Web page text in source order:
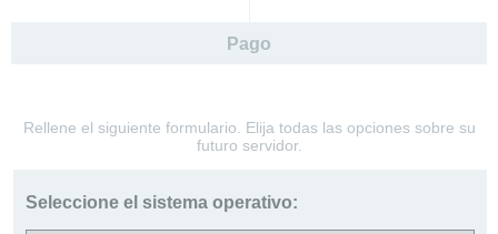
Pago
Rellene el siguiente formulario. Elija todas las opciones sobre su
futuro servidor.
Seleccione el sistema operativo: